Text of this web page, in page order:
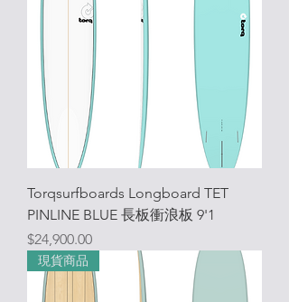
Torqsurfboards Longboard TET
PINLINE BLUE 長板衝浪板 9'1
價格
$24,900.00
現貨商品